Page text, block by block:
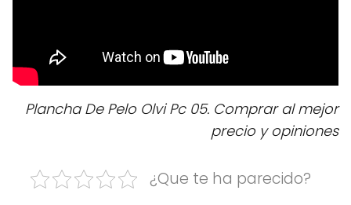
Plancha De Pelo Olvi Pc 05. Comprar al mejor
precio y opiniones
¿Que te ha parecido?